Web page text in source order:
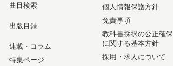
曲目検索
出版目録
連載・コラム
特集ページ
個人情報保護方針
免責事項
教科書採択の公正確保
に関する基本方針
採用・求人について